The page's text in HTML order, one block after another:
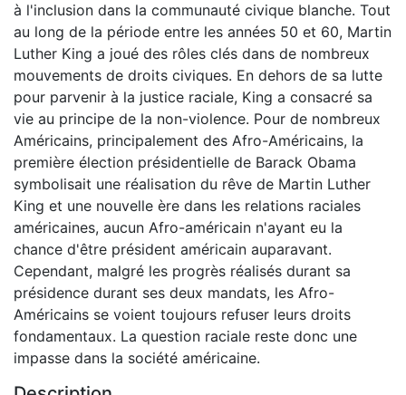
à l'inclusion dans la communauté civique blanche. Tout
au long de la période entre les années 50 et 60, Martin
Luther King a joué des rôles clés dans de nombreux
mouvements de droits civiques. En dehors de sa lutte
pour parvenir à la justice raciale, King a consacré sa
vie au principe de la non-violence. Pour de nombreux
Américains, principalement des Afro-Américains, la
première élection présidentielle de Barack Obama
symbolisait une réalisation du rêve de Martin Luther
King et une nouvelle ère dans les relations raciales
américaines, aucun Afro-américain n'ayant eu la
chance d'être président américain auparavant.
Cependant, malgré les progrès réalisés durant sa
présidence durant ses deux mandats, les Afro-
Américains se voient toujours refuser leurs droits
fondamentaux. La question raciale reste donc une
impasse dans la société américaine.